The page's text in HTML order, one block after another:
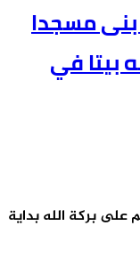
بنى مسجدا
بيتا في
على بركة الله بداية